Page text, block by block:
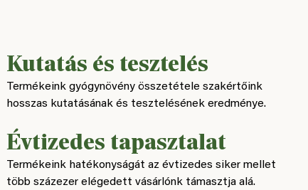
Kutatás és tesztelés
Termékeink gyógynövény összetétele szakértőink
hosszas kutatásának és tesztelésének eredménye.
Évtizedes tapasztalat
Termékeink hatékonyságát az évtizedes siker mellet
több százezer elégedett vásárlónk támasztja alá.